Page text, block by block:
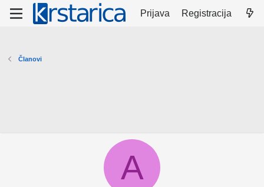
Prijava Registracija
Članovi
A